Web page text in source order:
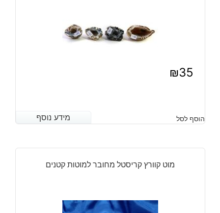
₪35
מידע נוסף הוסף לסל מידע נוסף
מוט קוורץ קריסטל מחובר למוטות קטנים